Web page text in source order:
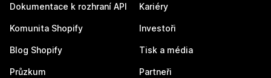
Dokumentace k rozhraní API
Komunita Shopify
Blog Shopify
Průzkum
Kariéry
Investoři
Tisk a média
Partneři